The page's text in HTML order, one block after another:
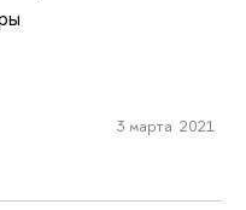
3 марта 2021